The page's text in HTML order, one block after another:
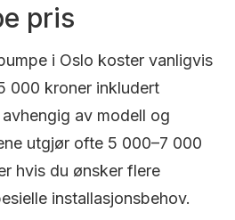
pris
i Oslo koster vanligvis
000 kroner inkludert
av modell og
utgjør ofte 5 000–7 000
hvis du ønsker flere
installasjonsbehov.